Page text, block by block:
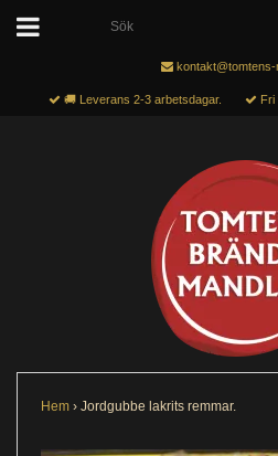
kontakt@tomtens-
🚚 Leverans 2-3 arbetsdagar. Fri
Hem › Jordgubbe lakrits remmar.